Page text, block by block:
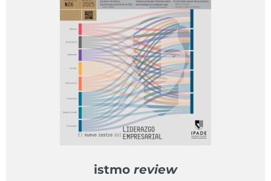
istmo review